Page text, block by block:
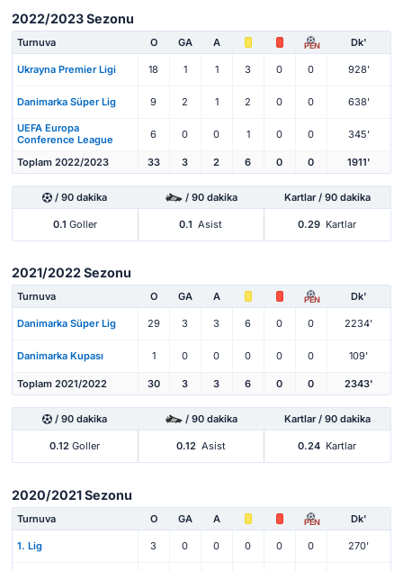
2022/2023 Sezonu
Turnuva O GA A PEN Dk'
Ukrayna Premier Ligi 18 1 1 3 0 0 928'
Danimarka Süper Lig 9 2 1 2 0 0 638'
UEFA Europa
Conference League
6 0 0 1 0 0 345'
Toplam 2022/2023 33 3 2 6 0 0 1911'
/ 90 dakika / 90 dakika Kartlar / 90 dakika
0.1 Goller 0.1 Asist 0.29 Kartlar
2021/2022 Sezonu
Turnuva O GA A PEN Dk'
Danimarka Süper Lig 29 3 3 6 0 0 2234'
Danimarka Kupası 1 0 0 0 0 0 109'
Toplam 2021/2022 30 3 3 6 0 0 2343'
/ 90 dakika / 90 dakika Kartlar / 90 dakika
0.12 Goller 0.12 Asist 0.24 Kartlar
2020/2021 Sezonu
Turnuva O GA A PEN Dk'
1. Lig 3 0 0 0 0 0 270'